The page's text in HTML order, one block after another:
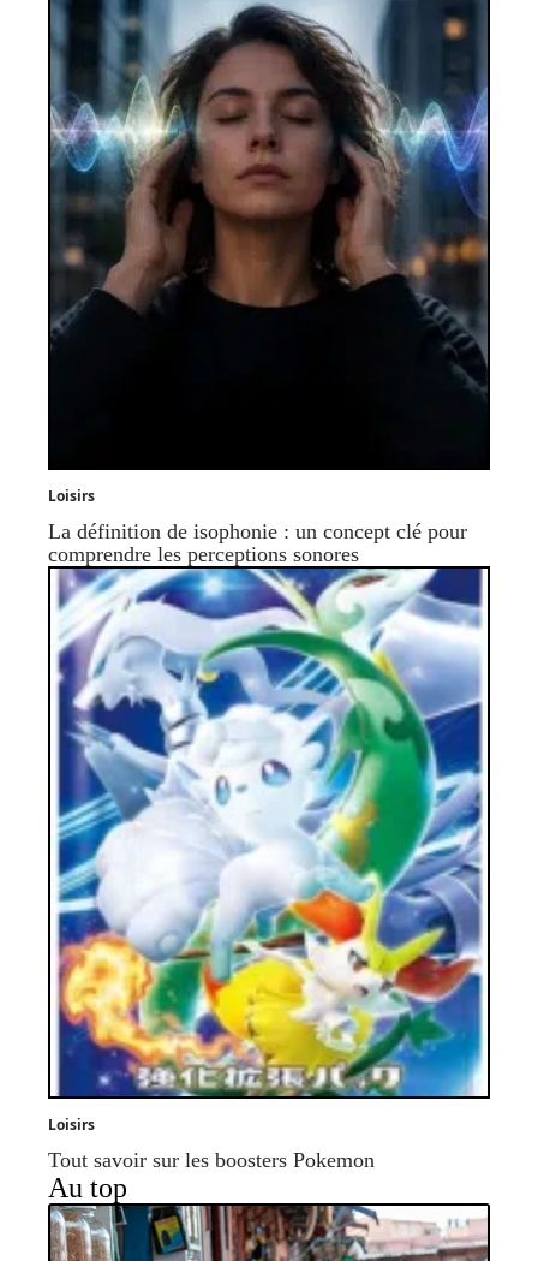
Loisirs
La définition de isophonie : un concept clé pour
comprendre les perceptions sonores
Loisirs
Tout savoir sur les boosters Pokemon
Au top